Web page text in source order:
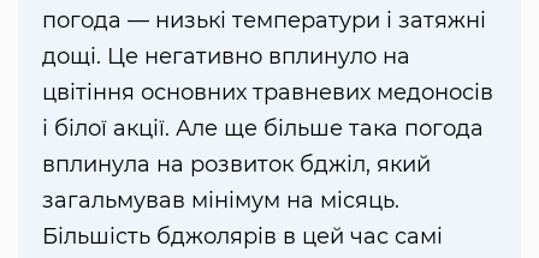
погода — низькі температури і затяжні
дощі. Це негативно вплинуло на
цвітіння основних травневих медоносів
і білої акції. Але ще більше така погода
вплинула на розвиток бджіл, який
загальмував мінімум на місяць.
Більшість бджолярів в цей час самі